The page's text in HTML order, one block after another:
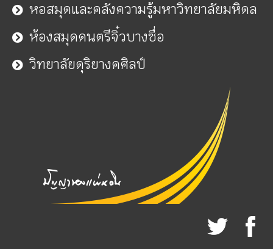
หอสมุดและคลังความรู้มหาวิทยาลัยมหิดล
ห้องสมุดดนตรีจิ๋วบางซื่อ
วิทยาลัยดุริยางคศิลป์